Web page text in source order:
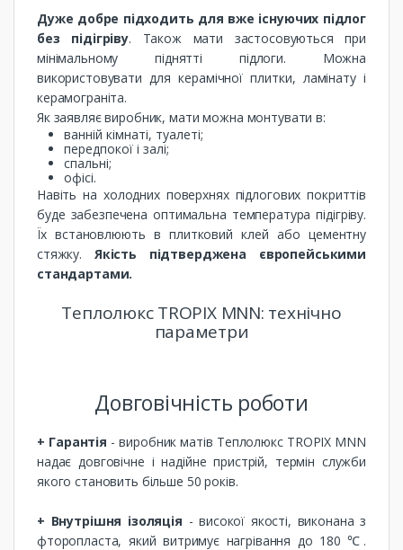
Дуже добре підходить для вже існуючих підлог
без підігріву. Також мати застосовуються при
мінімальному піднятті підлоги. Можна
використовувати для керамічної плитки, ламінату і
керамограніта.
Як заявляє виробник, мати можна монтувати в:
ванній кімнаті, туалеті;
передпокої і залі;
спальні;
офісі.
Навіть на холодних поверхнях підлогових покриттів
буде забезпечена оптимальна температура підігріву.
Їх встановлюють в плитковий клей або цементну
стяжку. Якість підтверджена європейськими
стандартами.
Теплолюкс TROPIX MNN: технічно
параметри
Довговічність роботи
+ Гарантія - виробник матів Теплолюкс TROPIX MNN
надає довговічне і надійне пристрій, термін служби
якого становить більше 50 років.
+ Внутрішня ізоляція - високої якості, виконана з
фторопласта, який витримує нагрівання до 180 ℃.